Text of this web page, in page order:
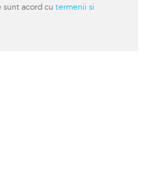
sunt acord cu termenii si